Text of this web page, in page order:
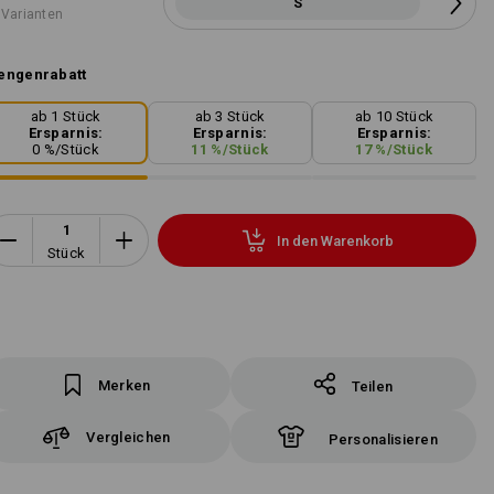
ab 1 Stück
Ersparnis:
0 %/Stück
ab 3 Stück
Ersparnis:
11 %/Stück
ab 10 Stück
Ersparnis:
17%/Stück
Stück
In den Warenkorb
Merken Teilen
Vergleichen Personalisieren